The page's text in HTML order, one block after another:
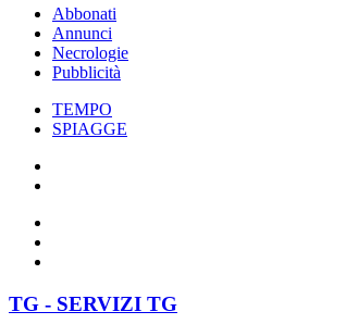
Abbonati
Annunci
Necrologie
Pubblicità
TEMPO
SPIAGGE
TG - SERVIZI TG